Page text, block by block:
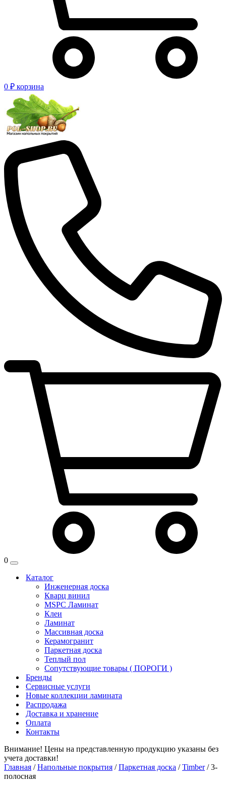
0 ₽ корзина
0
Каталог
Инженерная доска
Кварц винил
MSPC Ламинат
Клеи
Ламинат
Массивная доска
Керамогранит
Паркетная доска
Теплый пол
Сопутствующие товары ( ПОРОГИ )
Бренды
Сервисные услуги
Новые коллекции ламината
Распродажа
Доставка и хранение
Оплата
Контакты
Внимание! Цены на представленную продукцию указаны без
учета доставки!
Главная /Напольные покрытия /Паркетная доска /Timber/ 3-
полосная